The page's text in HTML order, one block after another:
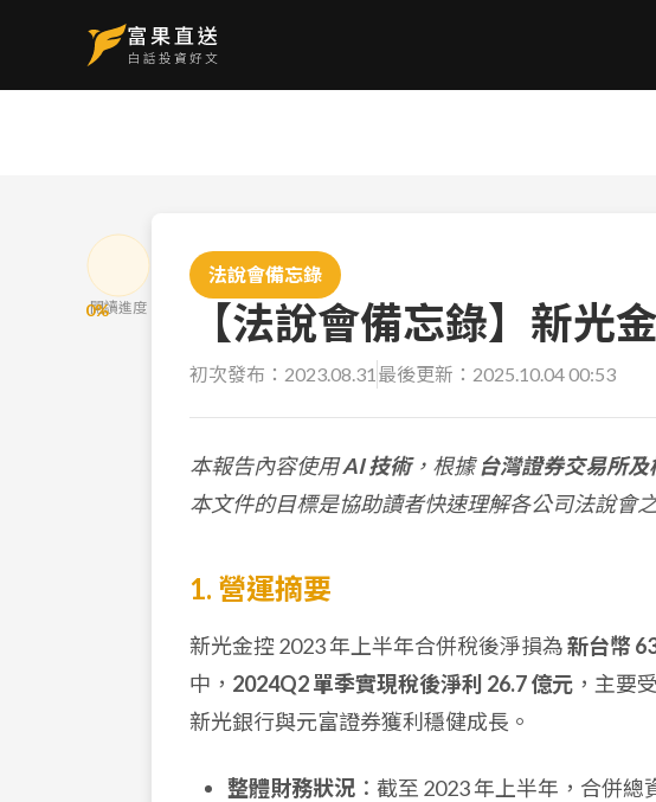
0%
閱讀進度
法說會備忘錄
【法說會備忘錄】新光
初次發布： 2023.08.31 最後更新： 2025.10.04 00:53
本報告內容使用AI 技術，根據台灣證券交易所
本文件的目標是協助讀者快速理解各公司法說會
1. 營運摘要
新光金控 2023 年上半年合併稅後淨損為新台幣
中， 2024Q2 單季實現稅後淨利 26.7 億元 ，主要
新光銀行與元富證券獲利穩健成長。
整體財務狀況 ：截至 2023 年上半年，合併總